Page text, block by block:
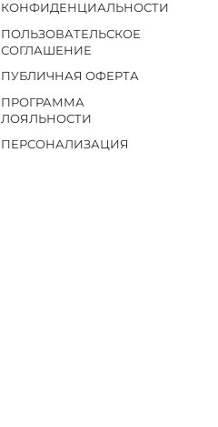
КОНФИДЕНЦИАЛЬНОСТИ
ПОЛЬЗОВАТЕЛЬСКОЕ
СОГЛАШЕНИЕ
ПУБЛИЧНАЯ ОФЕРТА
ПРОГРАММА
ЛОЯЛЬНОСТИ
ПЕРСОНАЛИЗАЦИЯ